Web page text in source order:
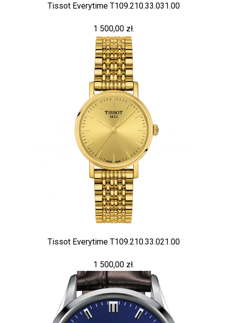
Tissot Everytime T109.210.33.031.00
1 500,00 zł.
Tissot Everytime T109.210.33.021.00
1 500,00 zł.